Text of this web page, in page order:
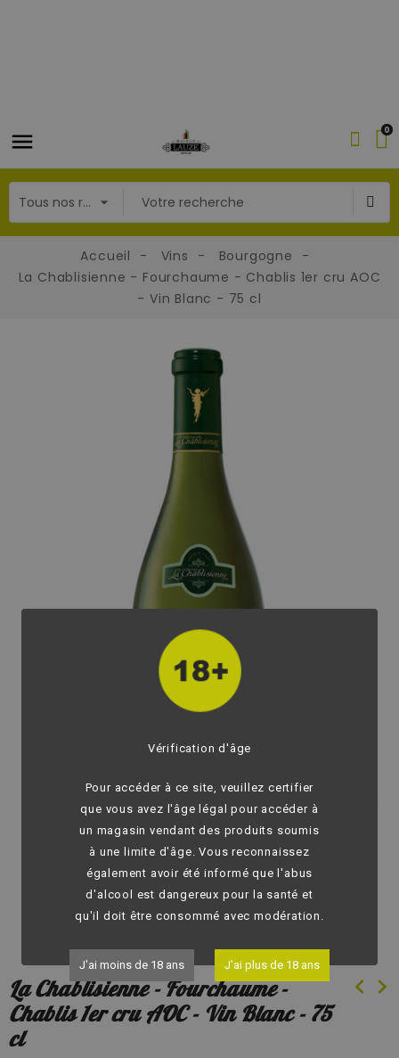
Vérification d'âge
Pour accéder à ce site, veuillez certifier
que vous avez l'âge légal pour accéder à
un magasin vendant des produits soumis
à une limite d'âge. Vous reconnaissez
également avoir été informé que l'abus
d'alcool est dangereux pour la santé et
qu'il doit être consommé avec modération.
J'ai moins de 18 ans J'ai plus de 18 ans
0
Accueil Vins
Bourgogne
La Chablisienne - Fourchaume - Chablis 1er cru AOC
- Vin Blanc - 75 cl
La Chablisienne - Fourchaume -
Chablis 1er cru AOC - Vin Blanc - 75
cl
chevron_left chevron_right